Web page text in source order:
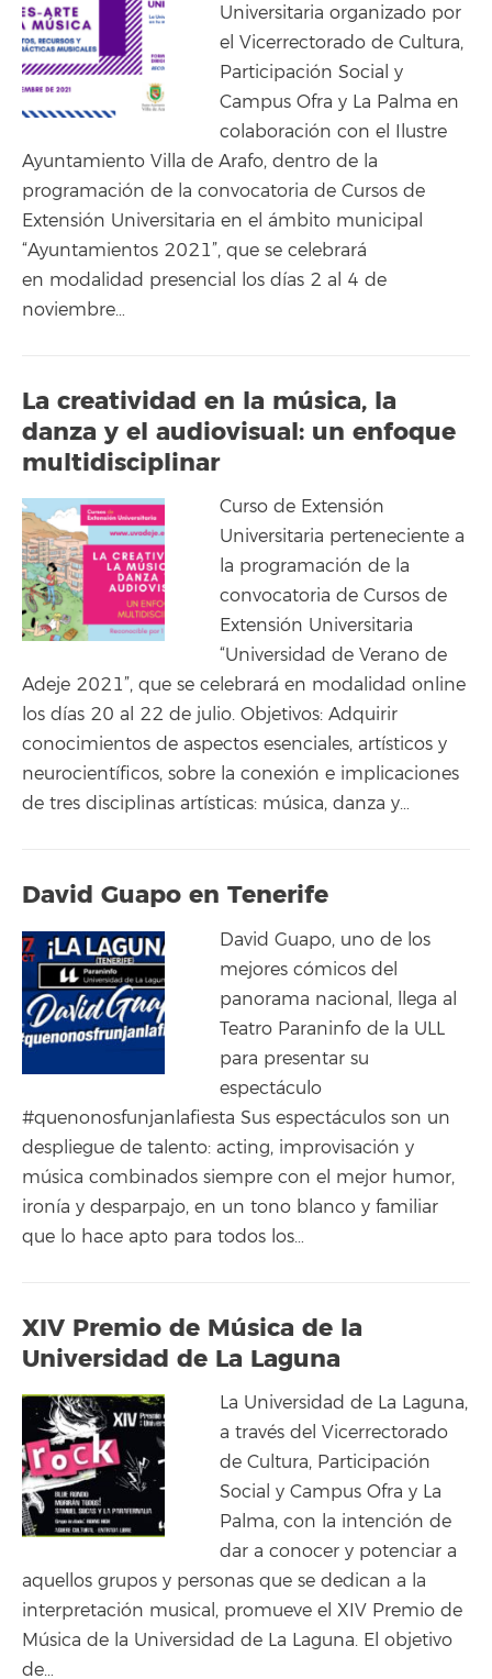
Universitaria organizado por
el Vicerrectorado de Cultura,
Participación Social y
Campus Ofra y La Palma en
colaboración con el Ilustre
Ayuntamiento Villa de Arafo, dentro de la
programación de la convocatoria de Cursos de
Extensión Universitaria en el ámbito municipal
“Ayuntamientos 2021”, que se celebrará
en modalidad presencial los días 2 al 4 de
noviembre…
La creatividad en la música, la
danza y el audiovisual: un enfoque
multidisciplinar
Curso de Extensión
Universitaria perteneciente a
la programación de la
convocatoria de Cursos de
Extensión Universitaria
“Universidad de Verano de
Adeje 2021”, que se celebrará en modalidad online
los días 20 al 22 de julio. Objetivos: Adquirir
conocimientos de aspectos esenciales, artísticos y
neurocientíficos, sobre la conexión e implicaciones
de tres disciplinas artísticas: música, danza y…
David Guapo en Tenerife
David Guapo, uno de los
mejores cómicos del
panorama nacional, llega al
Teatro Paraninfo de la ULL
para presentar su
espectáculo
#quenonosfunjanlafiesta Sus espectáculos son un
despliegue de talento: acting, improvisación y
música combinados siempre con el mejor humor,
ironía y desparpajo, en un tono blanco y familiar
que lo hace apto para todos los…
XIV Premio de Música de la
Universidad de La Laguna
La Universidad de La Laguna,
a través del Vicerrectorado
de Cultura, Participación
Social y Campus Ofra y La
Palma, con la intención de
dar a conocer y potenciar a
aquellos grupos y personas que se dedican a la
interpretación musical, promueve el XIV Premio de
Música de la Universidad de La Laguna. El objetivo
de…